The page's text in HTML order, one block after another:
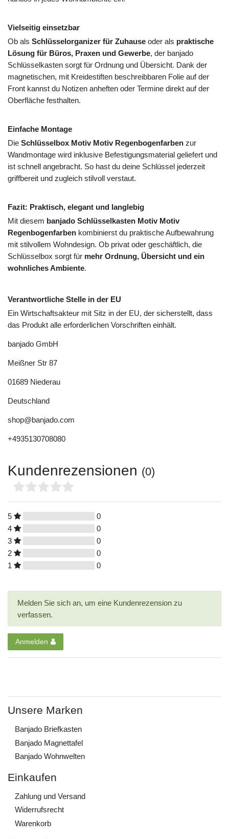
Vielseitig einsetzbar
Ob als Schlüsselorganizer für Zuhause oder als praktische
Lösung für Büros, Praxen und Gewerbe, der banjado
Schlüsselkasten sorgt für Ordnung und Übersicht. Dank der
magnetischen, mit Kreidestiften beschreibbaren Folie auf der
Front kannst du Notizen anheften oder Termine direkt auf der
Oberfläche festhalten.
Einfache Montage
Die Schlüsselbox Motiv Motiv Regenbogenfarben zur
Wandmontage wird inklusive Befestigungsmaterial geliefert und
ist schnell angebracht. So hast du deine Schlüssel jederzeit
griffbereit und zugleich stilvoll verstaut.
Fazit: Praktisch, elegant und langlebig
Mit diesem banjado Schlüsselkasten Motiv Motiv
Regenbogenfarben kombinierst du praktische Aufbewahrung
mit stilvollem Wohndesign. Ob privat oder geschäftlich, die
Schlüsselbox sorgt für mehr Ordnung, Übersicht und ein
wohnliches Ambiente.
Verantwortliche Stelle in der EU
Ein Wirtschaftsakteur mit Sitz in der EU, der sicherstellt, dass
das Produkt alle erforderlichen Vorschriften einhält.
banjado GmbH
Meißner Str 87
01689 Niederau
Deutschland
shop@banjado.com
+4935130708080
Kundenrezensionen (0)
5
0
4
0
3
0
2
0
1
0
Melden Sie sich an, um eine Kundenrezension zu
verfassen.
Anmelden
Unsere Marken
Banjado Briefkasten
Banjado Magnettafel
Banjado Wohnwelten
Einkaufen
Zahlung und Versand
Widerrufs­recht
Warenkorb